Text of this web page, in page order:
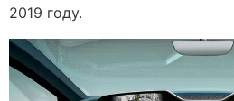
2019 году.